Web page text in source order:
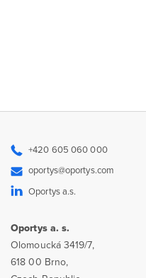
+420 605 060 000
oportys@oportys.com
Oportys a.s.
Oportys a. s.
Olomoucká 3419/7,
618 00 Brno,